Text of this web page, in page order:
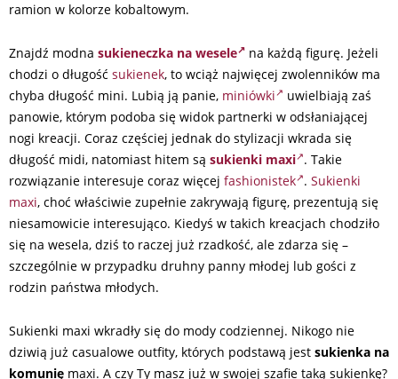
ramion w kolorze kobaltowym.
Znajdź modna sukieneczka na wesele
na każdą figurę. Jeżeli
chodzi o długość sukienek, to wciąż najwięcej zwolenników ma
chyba długość mini. Lubią ją panie, miniówki
uwielbiają zaś
panowie, którym podoba się widok partnerki w odsłaniającej
nogi kreacji. Coraz częściej jednak do stylizacji wkrada się
długość midi, natomiast hitem są sukienki maxi . Takie
rozwiązanie interesuje coraz więcej fashionistek . Sukienki
maxi, choć właściwie zupełnie zakrywają figurę, prezentują się
niesamowicie interesująco. Kiedyś w takich kreacjach chodziło
się na wesela, dziś to raczej już rzadkość, ale zdarza się –
szczególnie w przypadku druhny panny młodej lub gości z
rodzin państwa młodych.
Sukienki maxi wkradły się do mody codziennej. Nikogo nie
dziwią już casualowe outfity, których podstawą jest sukienka na
komunię maxi. A czy Ty masz już w swojej szafie taką sukienkę?